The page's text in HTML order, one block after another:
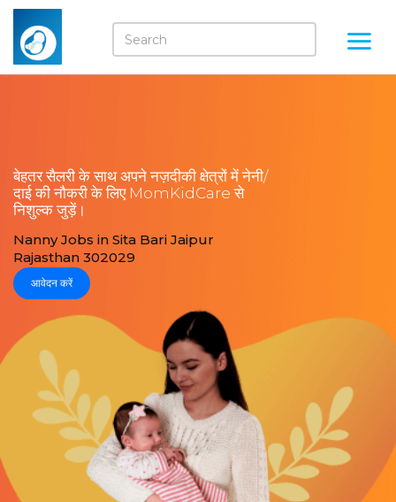
बेहतर सैलरी के साथ अपने नज़दीकी क्षेत्रों में नेनी/
दाई की नौकरी के लिए MomKidCare से
निशुल्क जुड़ें।
Nanny Jobs in Sita Bari Jaipur
Rajasthan 302029
आवेदन करें